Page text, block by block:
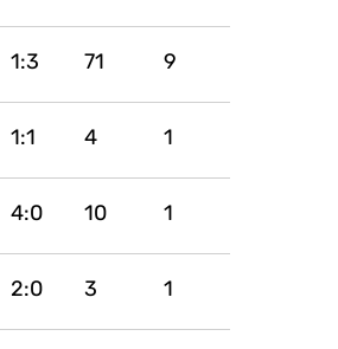
1:3 71 9
1:1 4 1
4:0 10 1
2:0 3 1